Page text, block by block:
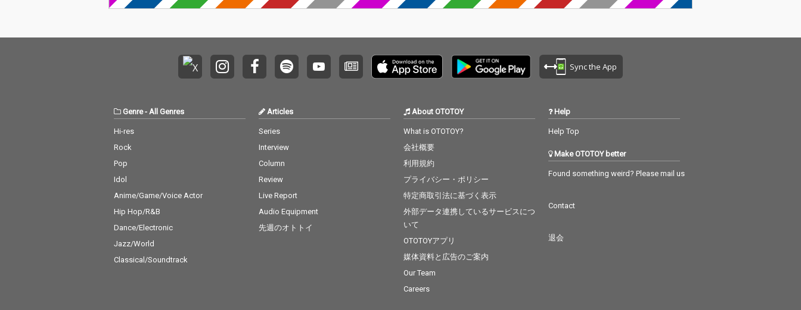
Sync the App
Genre- All Genres
Hi-res
Rock
Pop
Idol
Anime/Game/Voice Actor
Hip Hop/R&B
Dance/Electronic
Jazz/World
Classical/Soundtrack
Articles
Series
Interview
Column
Review
Live Report
Audio Equipment
先週のオトトイ
About OTOTOY
What is OTOTOY?
会社概要
利用規約
プライバシー・ポリシー
特定商取引法に基づく表示
外部データ連携しているサービスにつ
いて
OTOTOYアプリ
媒体資料と広告のご案内
Our Team
Careers
Help
Help Top
Make OTOTOY better
Found something weird? Please mail us
Contact
退会